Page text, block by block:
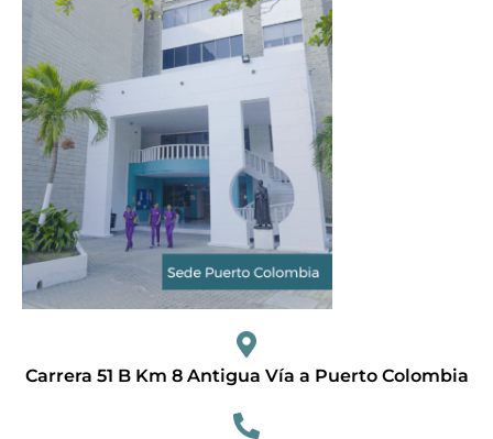
Carrera 51 B Km 8 Antigua Vía a Puerto Colombia